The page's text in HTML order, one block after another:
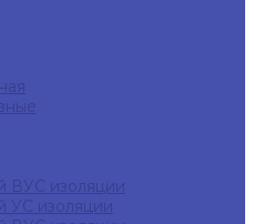
ВУС изоляции
УС изоляции